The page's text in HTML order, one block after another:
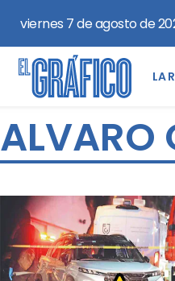
viernes 7 de agosto de
LA
ALVARO